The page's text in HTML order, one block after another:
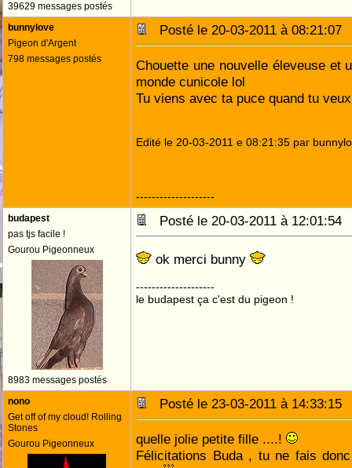
39629 messages postés
bunnylove
Pigeon d'Argent
798 messages postés
Posté le 20-03-2011 à
Chouette une nouvelle éleveuse et
monde cunicole lol
Tu viens avec ta puce quand tu
Edité le 20-03-2011 e 08:21:35 par
--------------------
budapest
pas tjs facile !
Gourou Pigeonneux
8983 messages postés
Posté le 20-03-2011 à
ok merci bunny
--------------------
le budapest ça c'est du pigeon !
nono
Get off of my cloud! Rolling
Stones
Gourou Pigeonneux
Posté le 23-03-2011 à
quelle jolie petite fille ....!
Félicitations Buda , tu ne fais